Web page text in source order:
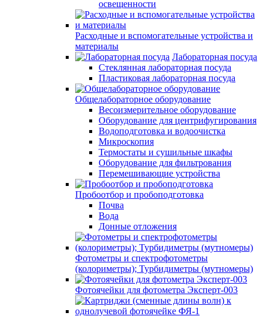
освещенности
Расходные и вспомогательные устройства и
материалы
Лабораторная посуда
Стеклянная лабораторная посуда
Пластиковая лабораторная посуда
Общелабораторное оборудование
Весоизмерительное оборудование
Оборудование для центрифугирования
Водоподготовка и водоочистка
Микроскопия
Термостаты и сушильные шкафы
Оборудование для фильтрования
Перемешивающие устройства
Пробоотбор и пробоподготовка
Почва
Вода
Донные отложения
Фотометры и спектрофотометры
(колориметры); Турбидиметры (мутномеры)
Фотоячейки для фотометра Эксперт-003